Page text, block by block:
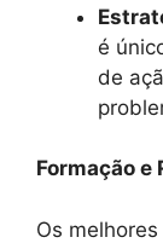
é
de
Formação e
Os